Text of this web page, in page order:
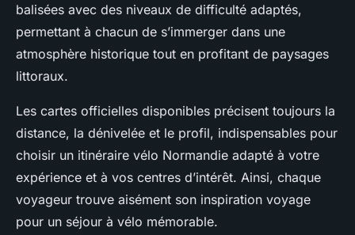
balisées avec des niveaux de difficulté adaptés,
permettant à chacun de s’immerger dans une
atmosphère historique tout en profitant de paysages
littoraux.
Les cartes officielles disponibles précisent toujours la
distance, la dénivelée et le profil, indispensables pour
choisir un itinéraire vélo Normandie adapté à votre
expérience et à vos centres d’intérêt. Ainsi, chaque
voyageur trouve aisément son inspiration voyage
pour un séjour à vélo mémorable.